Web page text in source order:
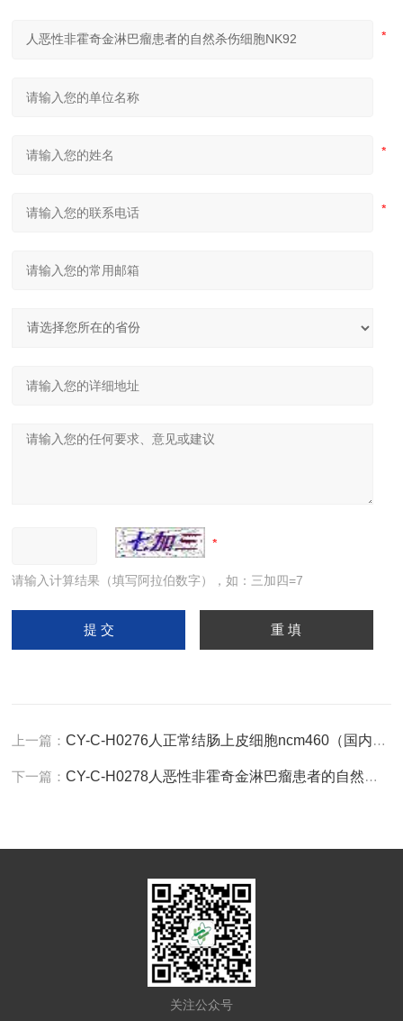
请输入计算结果（填写阿拉伯数字），如：三加四=7
上一篇：CY-C-H0276人正常结肠上皮细胞ncm460（国内稀有，本库现货，没有国际标准基因）
下一篇：CY-C-H0278人恶性非霍奇金淋巴瘤患者的自然杀伤细胞NK-92MI
关注公众号